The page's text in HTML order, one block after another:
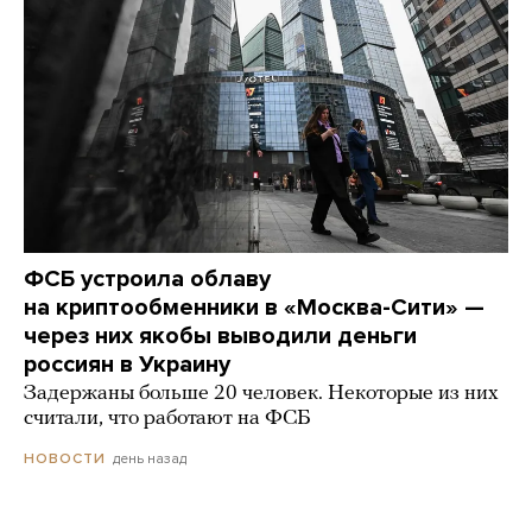
ФСБ устроила облаву
на криптообменники в «Москва-Сити» —
через них якобы выводили деньги
россиян в Украину
Задержаны больше 20 человек. Некоторые из них
считали, что работают на ФСБ
НОВОСТИ день назад